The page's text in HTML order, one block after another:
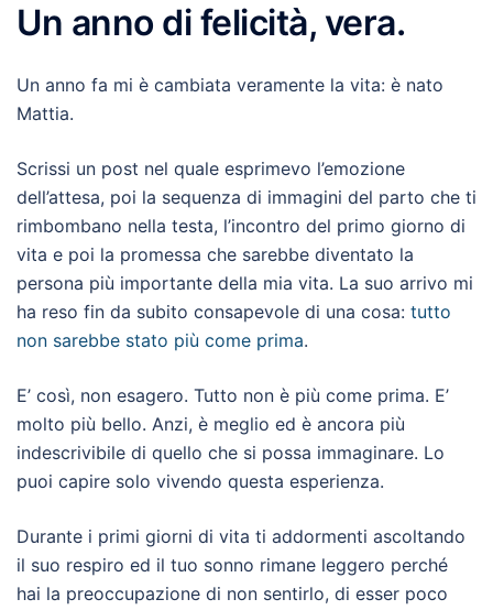
Un anno di felicità, vera.
Un anno fa mi è cambiata veramente la vita: è nato
Mattia.
Scrissi un post nel quale esprimevo l’emozione
dell’attesa, poi la sequenza di immagini del parto che ti
rimbombano nella testa, l’incontro del primo giorno di
vita e poi la promessa che sarebbe diventato la
persona più importante della mia vita. La suo arrivo mi
ha reso fin da subito consapevole di una cosa: tutto
non sarebbe stato più come prima.
E’ così, non esagero. Tutto non è più come prima. E’
molto più bello. Anzi, è meglio ed è ancora più
indescrivibile di quello che si possa immaginare. Lo
puoi capire solo vivendo questa esperienza.
Durante i primi giorni di vita ti addormenti ascoltando
il suo respiro ed il tuo sonno rimane leggero perché
hai la preoccupazione di non sentirlo, di esser poco